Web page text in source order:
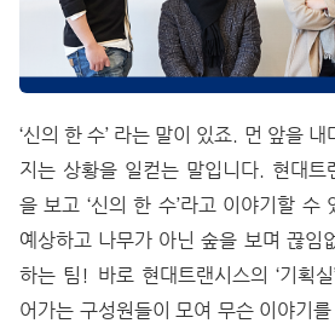
‘신의 한 수’ 라는 말이 있죠. 먼 앞을
지는 상황을 일컫는 말입니다. 현대트
을 보고 ‘신의 한 수’라고 이야기할
예상하고 나무가 아닌 숲을 보며 끊임
하는 팀! 바로 현대트랜시스의 ‘기획
어가는 구성원들이 모여 무슨 이야기